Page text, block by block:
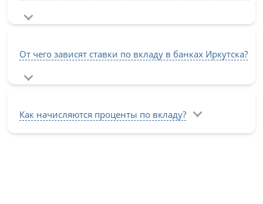
От чего зависят ставки по вкладу в банках Иркутска?
Как начисляются проценты по вкладу?